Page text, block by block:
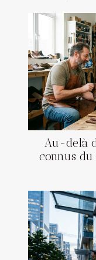
Au-delà
connus du